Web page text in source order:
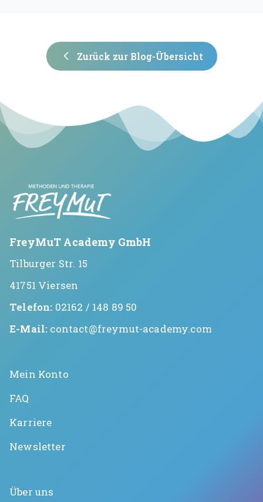
Zurück zur Blog-Übersicht
FreyMuT Academy GmbH
Tilburger Str. 15
41751 Viersen
Telefon: 02162 / 148 89 50
E-Mail: contact@freymut-academy.com
Mein Konto
FAQ
Karriere
Newsletter
Über uns